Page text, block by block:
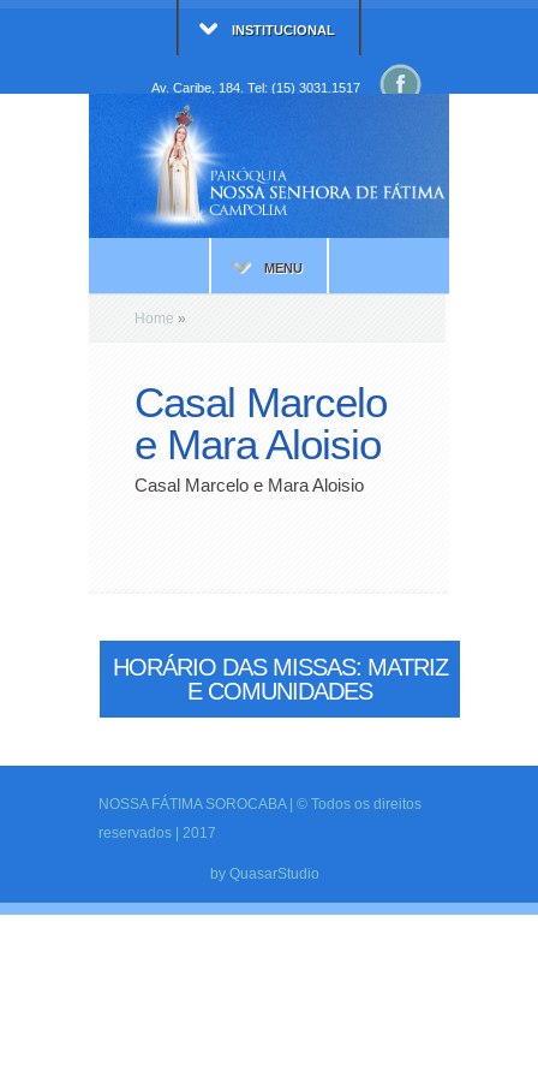
INSTITUCIONAL
Av. Caribe, 184. Tel: (15) 3031.1517
MENU
Home »
Casal Marcelo
e Mara Aloisio
Casal Marcelo e Mara Aloisio
HORÁRIO DAS MISSAS: MATRIZ
E COMUNIDADES
NOSSA FÁTIMA SOROCABA | © Todos os direitos
reservados | 2017
by QuasarStudio